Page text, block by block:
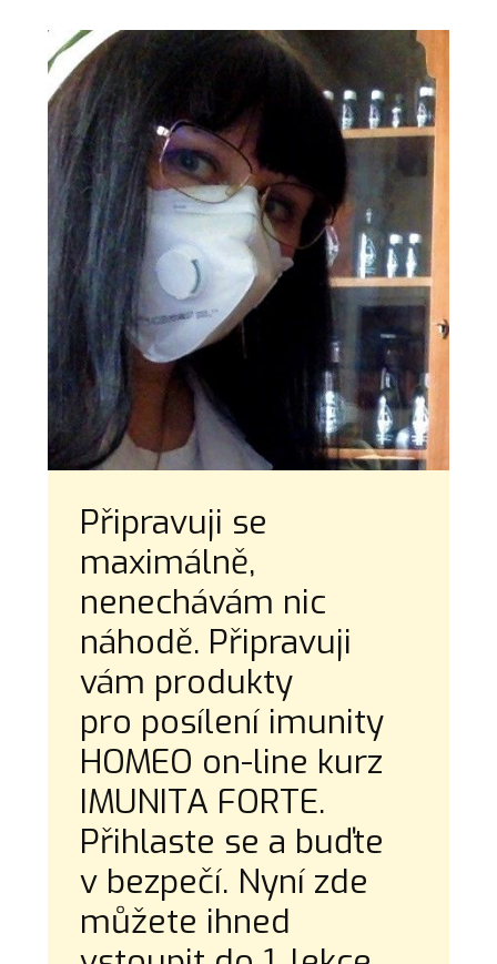
Připravuji se
maximálně,
nenechávám nic
náhodě. Připravuji
vám produkty
pro posílení imunity
HOMEO on-line kurz
IMUNITA FORTE.
Přihlaste se a buďte
v bezpečí. Nyní zde
můžete ihned